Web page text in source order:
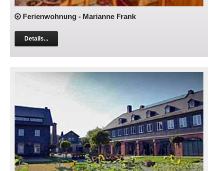
Ferienwohnung - Marianne Frank
Details...